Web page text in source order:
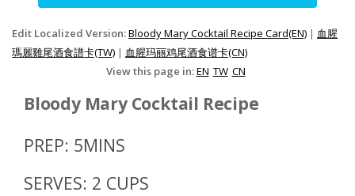
Edit Localized Version:Bloody Mary Cocktail Recipe Card(EN) | 血腥
瑪麗雞尾酒食譜卡(TW) | 血腥玛丽鸡尾酒食谱卡(CN)
View this page in:EN TW CN
Bloody Mary Cocktail Recipe
PREP: 5MINS
SERVES: 2 CUPS